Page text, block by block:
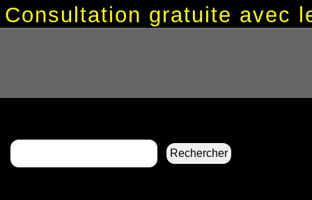
Consultation gratuite avec
Rechercher :